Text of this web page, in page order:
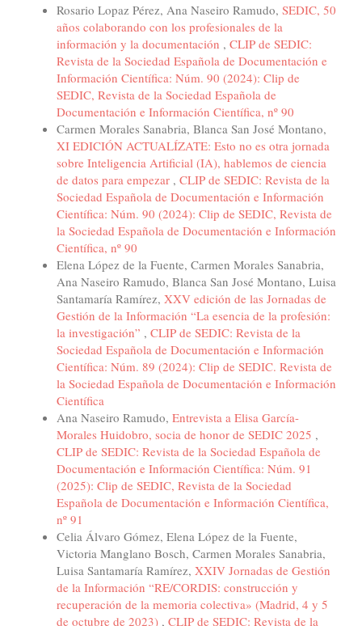
Rosario Lopaz Pérez, Ana Naseiro Ramudo, SEDIC, 50
años colaborando con los profesionales de la
información y la documentación , CLIP de SEDIC:
Revista de la Sociedad Española de Documentación e
Información Científica: Núm. 90 (2024): Clip de
SEDIC, Revista de la Sociedad Española de
Documentación e Información Científica, nº 90
Carmen Morales Sanabria, Blanca San José Montano,
XI EDICIÓN ACTUALÍZATE: Esto no es otra jornada
sobre Inteligencia Artificial (IA), hablemos de ciencia
de datos para empezar , CLIP de SEDIC: Revista de la
Sociedad Española de Documentación e Información
Científica: Núm. 90 (2024): Clip de SEDIC, Revista de
la Sociedad Española de Documentación e Información
Científica, nº 90
Elena López de la Fuente, Carmen Morales Sanabria,
Ana Naseiro Ramudo, Blanca San José Montano, Luisa
Santamaría Ramírez, XXV edición de las Jornadas de
Gestión de la Información “La esencia de la profesión:
la investigación” , CLIP de SEDIC: Revista de la
Sociedad Española de Documentación e Información
Científica: Núm. 89 (2024): Clip de SEDIC. Revista de
la Sociedad Española de Documentación e Información
Científica
Ana Naseiro Ramudo, Entrevista a Elisa García-
Morales Huidobro, socia de honor de SEDIC 2025 ,
CLIP de SEDIC: Revista de la Sociedad Española de
Documentación e Información Científica: Núm. 91
(2025): Clip de SEDIC, Revista de la Sociedad
Española de Documentación e Información Científica,
nº 91
Celia Álvaro Gómez, Elena López de la Fuente,
Victoria Manglano Bosch, Carmen Morales Sanabria,
Luisa Santamaría Ramírez, XXIV Jornadas de Gestión
de la Información “RE/CORDIS: construcción y
recuperación de la memoria colectiva» (Madrid, 4 y 5
de octubre de 2023) , CLIP de SEDIC: Revista de la